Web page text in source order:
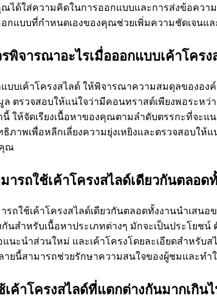
ณได้ใส่ความคิดในการออกแบบและการส่งข้อคว
กแบบที่กําหนดเองของคุณช่วยเพิ่มความชัดเจนแ
พิจารณาอะไรเมื่อออกแบบเค้าโครง
บบเค้าโครงสไลด์ ให้พิจารณาความสมดุลของอ
ตรวจสอบให้แน่ใจว่ามีคอนทราสต์เพียงพอระหว่
นี้ ให้จัดเรียงเนื้อหาของคุณตามลําดับตรรกะที่จะ
ภาพเพื่อหลีกเลี่ยงความยุ่งเหยิงและตรวจสอบใ
ณ
ารถใช้เค้าโครงสไลด์เดียวกันตลอ
ถใช้เค้าโครงสไลด์เดียวกันตลอดทั้งงานนําเสน
นสําหรับเนื้อหาประเภทต่างๆ มักจะเป็นประโยช
นะนําส่วนใหม่ และเค้าโครงโดยละเอียดสําหรับ
ยนี้สามารถช่วยรักษาความสนใจของผู้ชมและทํา
เค้าโครงสไลด์ที่แตกต่างกันมากเกิ